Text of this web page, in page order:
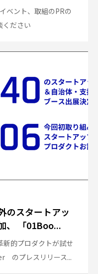
ベント、取組のPRの
ください
のスタートアッ
、 「01Boo...
的プロダクトが試せ
のプレスリリース...